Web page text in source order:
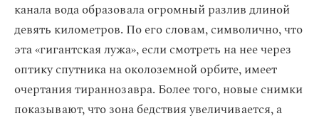
канала вода образовала огромный разлив длиной
девять километров. По его словам, символично, что
эта «гигантская лужа», если смотреть на нее через
оптику спутника на околоземной орбите, имеет
очертания тираннозавра. Более того, новые снимки
показывают, что зона бедствия увеличивается, а